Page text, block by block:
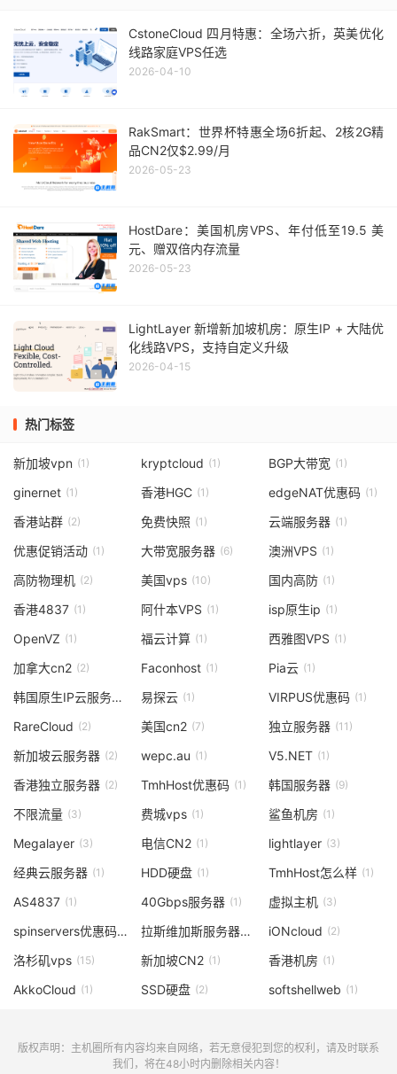
CstoneCloud 四月特惠：全场六折，英美优化
线路家庭VPS任选
2026-04-10
RakSmart：世界杯特惠全场6折起、2核2G精
品CN2仅$2.99/月
2026-05-23
HostDare：美国机房VPS、年付低至19.5 美
元、赠双倍内存流量
2026-05-23
LightLayer 新增新加坡机房：原生IP + 大陆优
化线路VPS，支持自定义升级
2026-04-15
热门标签
新加坡vpn (1) kryptcloud (1) BGP大带宽 (1)
ginernet (1) 香港HGC (1) edgeNAT优惠码 (1)
香港站群 (2) 免费快照 (1) 云端服务器 (1)
优惠促销活动 (1) 大带宽服务器 (6) 澳洲VPS (1)
高防物理机 (2) 美国vps (10) 国内高防 (1)
香港4837 (1) 阿什本VPS (1) isp原生ip (1)
OpenVZ (1) 福云计算 (1) 西雅图VPS (1)
加拿大cn2 (2) Faconhost (1) Pia云 (1)
韩国原生IP云服务器 易探云 (1) VIRPUS优惠码 (1)
RareCloud (2) 美国cn2 (7) 独立服务器 (11)
新加坡云服务器 (2) wepc.au (1) V5.NET (1)
香港独立服务器 (2) TmhHost优惠码 (1) 韩国服务器 (9)
不限流量 (3) 费城vps (1) 鲨鱼机房 (1)
Megalayer (3) 电信CN2 (1) lightlayer (3)
经典云服务器 (1) HDD硬盘 (1) TmhHost怎么样 (1)
AS4837 (1) 40Gbps服务器 (1) 虚拟主机 (3)
spinservers优惠码
(1) 拉斯维加斯服务器
(2) iONcloud (2)
洛杉矶vps (15) 新加坡CN2 (1) 香港机房 (1)
AkkoCloud (1) SSD硬盘 (2) softshellweb (1)
版权声明：主机圈所有内容均来自网络，若无意侵犯到您的权利，请及时联系
我们，将在48小时内删除相关内容！